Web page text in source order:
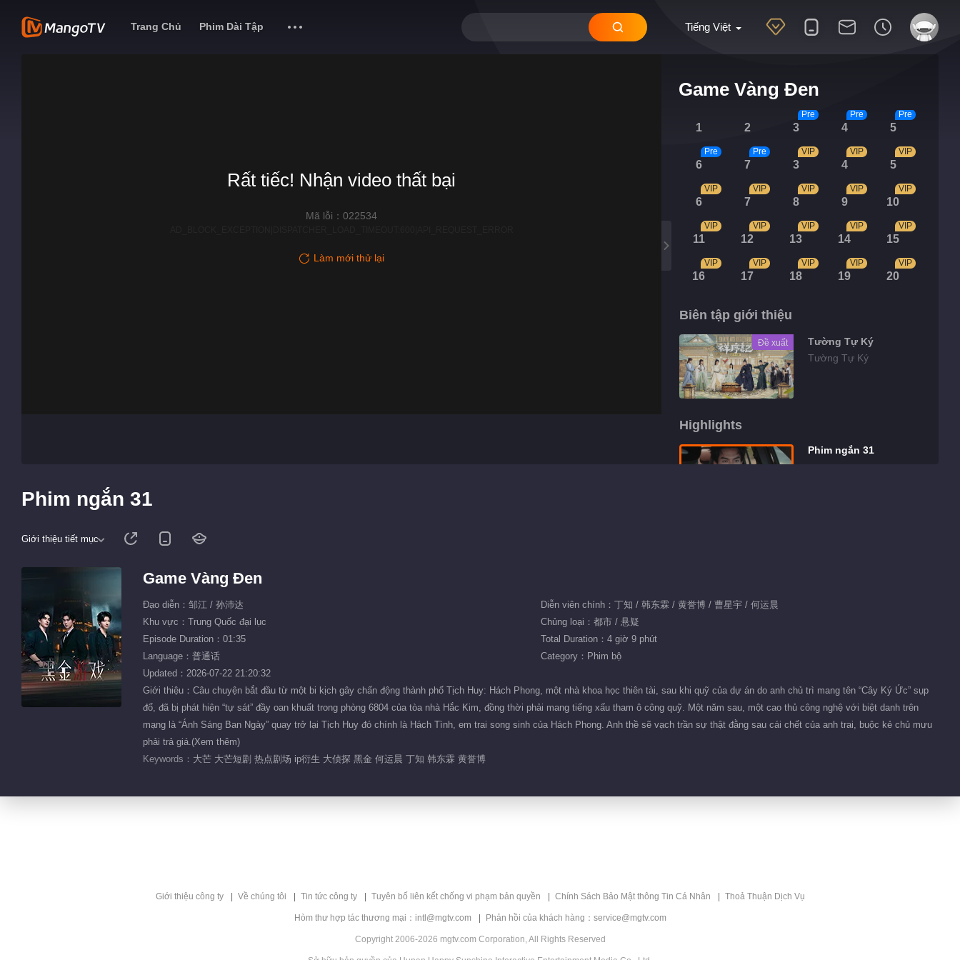
Tiếng Việt
Trang Chủ Phim Dài Tập
Game Vàng Đen
1 2 3
Pre
4
Pre
5
Pre
6
Pre
7
Pre
3
VIP
4
VIP
5
VIP
6
VIP
7
VIP
8
VIP
9
VIP
10
VIP
11
VIP
12
VIP
13
VIP
14
VIP
15
VIP
16
VIP
17
VIP
18
VIP
19
VIP
20
VIP
Biên tập giới thiệu
Đề xuất
Tường Tự Ký
Tường Tự Ký
Highlights
Phim ngắn 31
00:57
00:34
Rất tiếc! Nhận video thất bại
Mã lỗi：022534
Làm mới thử lại
Phim ngắn 31
Giới thiệu tiết mục
Game Vàng Đen
Đạo diễn：邹江 / 孙沛达
Diễn viên chính：丁知 / 韩东霖 / 黄誉博 / 曹星宇 / 何运晨
Khu vực：Trung Quốc đại lục
Chủng loại：都市 / 悬疑
Episode Duration：01:35
Total Duration：4 giờ 9 phút
Language：普通话
Category：Phim bộ
Updated：2026-07-22 21:20:32
Giới thiệu：Câu chuyện bắt đầu từ một bi kịch gây chấn động thành phố Tịch Huy: Hách Phong, một nhà khoa học thiên tài, sau khi quỹ của dự án do anh chủ trì mang tên “Cây Ký Ức” sụp
đổ, đã bị phát hiện “tự sát” đầy oan khuất trong phòng 6804 của tòa nhà Hắc Kim, đồng thời phải mang tiếng xấu tham ô công quỹ. Một năm sau, một cao thủ công nghệ với biệt danh trên
mạng là “Ánh Sáng Ban Ngày” quay trở lại Tịch Huy đó chính là Hách Tình, em trai song sinh của Hách Phong. Anh thề sẽ vạch trần sự thật đằng sau cái chết của anh trai, buộc kẻ chủ mưu
phải trả giá.(Xem thêm)
Keywords： 大芒 大芒短剧 热点剧场 ip衍生 大侦探 黑金 何运晨 丁知 韩东霖 黄誉博
Giới thiệu công ty Về chúng tôi Tin tức công ty Tuyên bố liên kết chống vi phạm bản quyền Chính Sách Bảo Mật thông Tin Cá Nhân Thoả Thuận Dịch Vụ
Hòm thư hợp tác thương mại：intl@mgtv.com Phản hồi của khách hàng：service@mgtv.com
Copyright 2006-2026 mgtv.com Corporation, All Rights Reserved